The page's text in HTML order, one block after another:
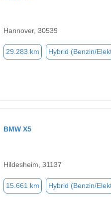
Hannover, 30539
29.283 km Hybrid (Benzin/
BMW X5
Hildesheim, 31137
15.661 km Hybrid (Benzin/